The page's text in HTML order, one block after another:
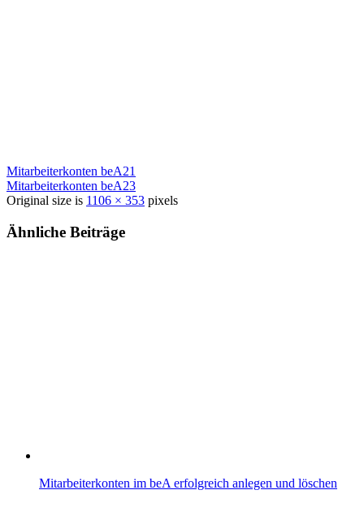
Mitarbeiterkonten beA21
Mitarbeiterkonten beA23
Original size is 1106 × 353 pixels
Ähnliche Beiträge
Mitarbeiterkonten im beA erfolgreich anlegen und löschen